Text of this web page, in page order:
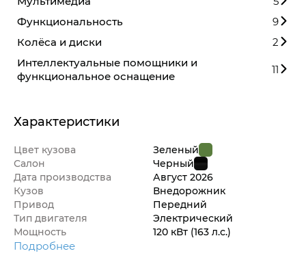
Функциональность
9
Колёса и диски
2
Интеллектуальные помощники и
функциональное оснащение
11
Характеристики
Цвет кузова
Зеленый
Салон
Черный
Дата производства
Август 2026
Кузов
Внедорож­ник
Привод
Передний
Тип двигателя
Электрический
Мощность
120 кВт (163 л.с.)
Подробнее